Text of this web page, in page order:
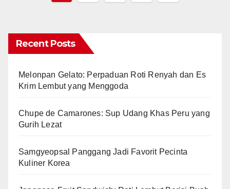
Recent Posts
Melonpan Gelato: Perpaduan Roti Renyah dan Es
Krim Lembut yang Menggoda
Chupe de Camarones: Sup Udang Khas Peru yang
Gurih Lezat
Samgyeopsal Panggang Jadi Favorit Pecinta
Kuliner Korea